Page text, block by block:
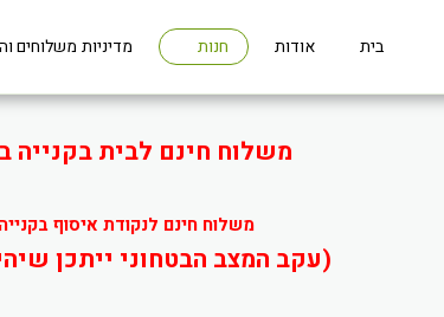
משלוח חינם לבית בקנייה באתר
משלוח חינם לנקודת איסוף בקנייה
(עקב המצב הבטחוני ייתכן
בית אודות חנות מדיניות משלוחים